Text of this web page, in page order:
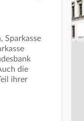
Sparkasse
die
ihrer